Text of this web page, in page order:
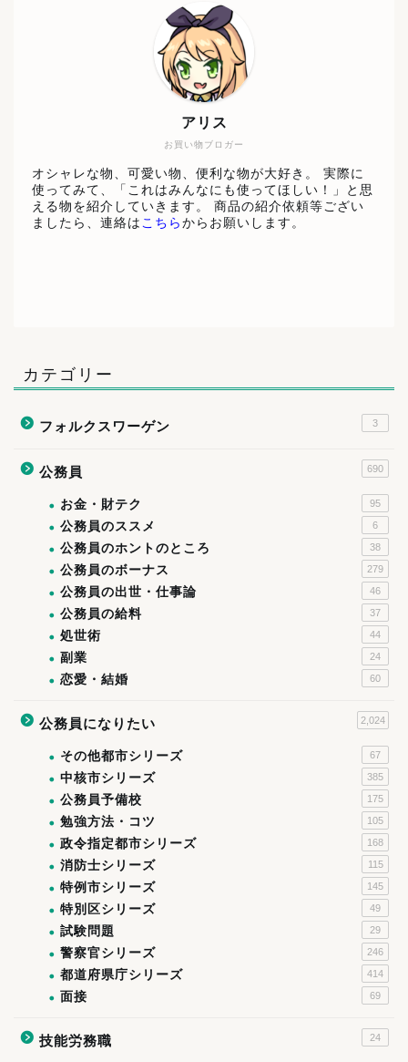
お買い物ブロガー
アリス
オシャレな物、可愛い物、便利な物が大好き。 実際に
使ってみて、「これはみんなにも使ってほしい！」と思
える物を紹介していきます。 商品の紹介依頼等ござい
ましたら、連絡は こちら からお願いします。
カテゴリー
フォルクスワーゲン 3
公務員 690
お金・財テク 95
公務員のススメ 6
公務員のホントのところ 38
公務員のボーナス 279
公務員の出世・仕事論 46
公務員の給料 37
処世術 44
副業 24
恋愛・結婚 60
公務員になりたい 2,024
その他都市シリーズ 67
中核市シリーズ 385
公務員予備校 175
勉強方法・コツ 105
政令指定都市シリーズ 168
消防士シリーズ 115
特例市シリーズ 145
特別区シリーズ 49
試験問題 29
警察官シリーズ 246
都道府県庁シリーズ 414
面接 69
技能労務職 24